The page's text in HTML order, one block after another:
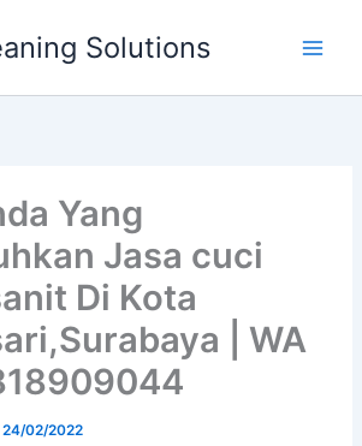
Solutions
Yang
Jasa cuci
Di Kota
| WA
24/02/2022